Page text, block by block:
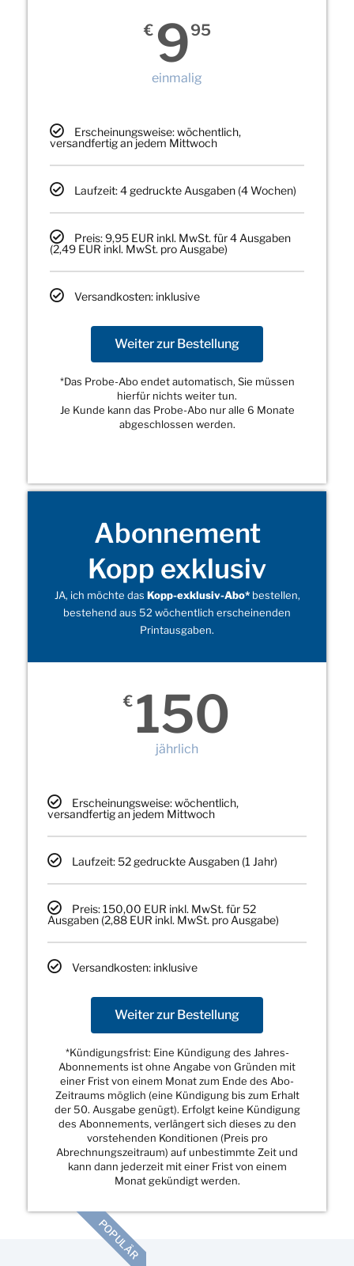
€ 995
einmalig
Erscheinungsweise: wöchentlich,
versandfertig an jedem Mittwoch
Laufzeit: 4 gedruckte Ausgaben (4 Wochen)
Preis: 9,95 EUR inkl. MwSt. für 4 Ausgaben
(2,49 EUR inkl. MwSt. pro Ausgabe)
Versandkosten: inklusive
Weiter zur Bestellung
*Das Probe-Abo endet automatisch, Sie müssen
hierfür nichts weiter tun.
Je Kunde kann das Probe-Abo nur alle 6 Monate
abgeschlossen werden.
Abonnement
Kopp exklusiv
JA, ich möchte das Kopp-exklusiv-Abo*bestellen,
bestehend aus 52 wöchentlich erscheinenden
Printausgaben.
€ 150
jährlich
Erscheinungsweise: wöchentlich,
versandfertig an jedem Mittwoch
Laufzeit: 52 gedruckte Ausgaben (1 Jahr)
Preis: 150,00 EUR inkl. MwSt. für 52
Ausgaben (2,88 EUR inkl. MwSt. pro Ausgabe)
Versandkosten: inklusive
Weiter zur Bestellung
*Kündigungsfrist: Eine Kündigung des Jahres-
Abonnements ist ohne Angabe von Gründen mit
einer Frist von einem Monat zum Ende des Abo-
Zeitraums möglich (eine Kündigung bis zum Erhalt
der 50. Ausgabe genügt). Erfolgt keine Kündigung
des Abonnements, verlängert sich dieses zu den
vorstehenden Konditionen (Preis pro
Abrechnungszeitraum) auf unbestimmte Zeit und
kann dann jederzeit mit einer Frist von einem
Monat gekündigt werden.
POPULÄR